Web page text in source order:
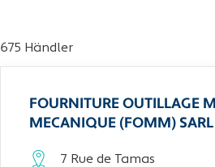
675 Händler
FOURNITURE OUTILLAGE
MECANIQUE (FOMM) SARL
7 Rue de Tamas